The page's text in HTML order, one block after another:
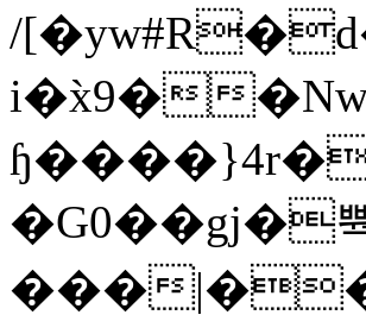
/
i�x̀9�
�G0��gj�
���